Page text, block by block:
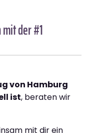
mit der #1
von Hamburg
ist, beraten wir
mit dir ein